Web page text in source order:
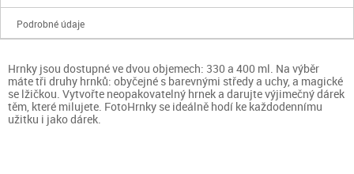
Podrobné údaje
Hrnky jsou dostupné ve dvou objemech: 330 a 400 ml. Na výběr
máte tři druhy hrnků: obyčejné s barevnými středy a uchy, a magické
se lžičkou. Vytvořte neopakovatelný hrnek a darujte výjimečný dárek
těm, které milujete. FotoHrnky se ideálně hodí ke každodennímu
užitku i jako dárek.